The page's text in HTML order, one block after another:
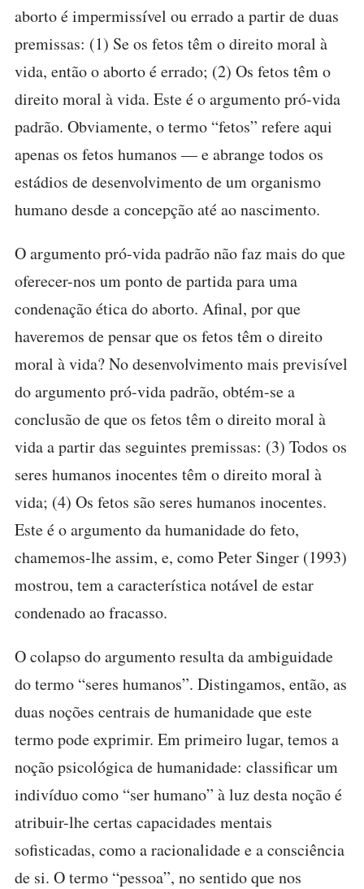
aborto é impermissível ou errado a partir de duas
premissas: (1) Se os fetos têm o direito moral à
vida, então o aborto é errado; (2) Os fetos têm o
direito moral à vida. Este é o argumento pró-vida
padrão. Obviamente, o termo “fetos” refere aqui
apenas os fetos humanos — e abrange todos os
estádios de desenvolvimento de um organismo
humano desde a concepção até ao nascimento.
O argumento pró-vida padrão não faz mais do que
oferecer-nos um ponto de partida para uma
condenação ética do aborto. Afinal, por que
haveremos de pensar que os fetos têm o direito
moral à vida? No desenvolvimento mais previsível
do argumento pró-vida padrão, obtém-se a
conclusão de que os fetos têm o direito moral à
vida a partir das seguintes premissas: (3) Todos os
seres humanos inocentes têm o direito moral à
vida; (4) Os fetos são seres humanos inocentes.
Este é o argumento da humanidade do feto,
chamemos-lhe assim, e, como Peter Singer (1993)
mostrou, tem a característica notável de estar
condenado ao fracasso.
O colapso do argumento resulta da ambiguidade
do termo “seres humanos”. Distingamos, então, as
duas noções centrais de humanidade que este
termo pode exprimir. Em primeiro lugar, temos a
noção psicológica de humanidade: classificar um
indivíduo como “ser humano” à luz desta noção é
atribuir-lhe certas capacidades mentais
sofisticadas, como a racionalidade e a consciência
de si. O termo “pessoa”, no sentido que nos